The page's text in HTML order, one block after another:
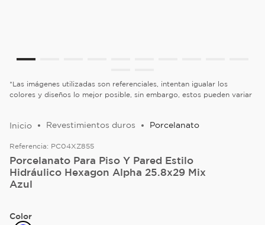
*Las imágenes utilizadas son referenciales, intentan igualar los
colores y diseños lo mejor posible, sin embargo, estos pueden variar
Revestimientos duros Porcelanato
Referencia: PC04XZ855
Porcelanato Para Piso Y Pared Estilo
Hidráulico Hexagon Alpha 25.8x29 Mix
Azul
Color